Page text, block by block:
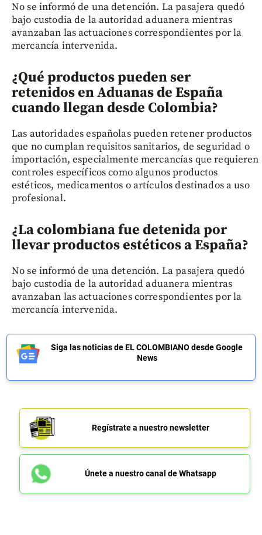
No se informó de una detención. La pasajera quedó
bajo custodia de la autoridad aduanera mientras
avanzaban las actuaciones correspondientes por la
mercancía intervenida.
¿Qué productos pueden ser
retenidos en Aduanas de España
cuando llegan desde Colombia?
Las autoridades españolas pueden retener productos
que no cumplan requisitos sanitarios, de seguridad o
importación, especialmente mercancías que requieren
controles específicos como algunos productos
estéticos, medicamentos o artículos destinados a uso
profesional.
¿La colombiana fue detenida por
llevar productos estéticos a España?
No se informó de una detención. La pasajera quedó
bajo custodia de la autoridad aduanera mientras
avanzaban las actuaciones correspondientes por la
mercancía intervenida.
Siga las noticias de EL COLOMBIANO desde Google
News
Regístrate a nuestro newsletter
Únete a nuestro canal de Whatsapp